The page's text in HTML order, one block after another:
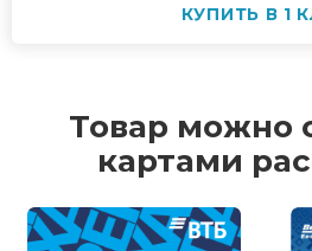
КУПИТЬ В 1
Товар можно
картами